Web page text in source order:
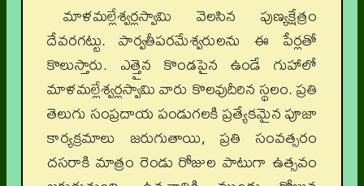
మాళమల్లేశ్వర్లస్వామి వెలసిన పుణ్యక్షేత్రం
దేవరగట్టు. పార్వతీపరమేశ్వరులను ఈ పేర్లతో
కొలుస్తారు. ఎత్తైన కొండపైన ఉండే గుహాలో
మాళమల్లేశ్వర్లస్వామి వారు కొలవుదీరిన స్థలం. ప్రతి
తెలుగు సంప్రదాయ పండుగలకి ప్రత్యేకమైన పూజా
కార్యక్రమాలు జరుగుతాయి, ప్రతి సంవత్సరం
దసరాకి మాత్రం రెండు రోజుల పాటుగా ఉత్సవం